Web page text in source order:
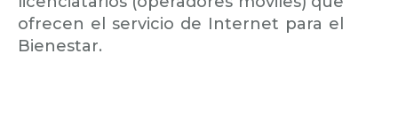
ofrecen el servicio de Internet para el
Bienestar.